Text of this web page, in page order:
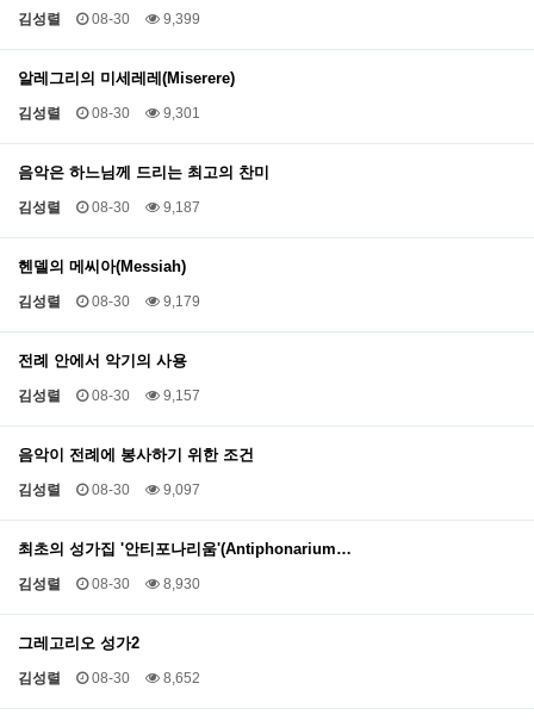
김성렬 08-30 9,399
알레그리의 미세레레(Miserere)
김성렬 08-30 9,301
음악은 하느님께 드리는 최고의 찬미
김성렬 08-30 9,187
헨델의 메씨아(Messiah)
김성렬 08-30 9,179
전례 안에서 악기의 사용
김성렬 08-30 9,157
음악이 전례에 봉사하기 위한 조건
김성렬 08-30 9,097
최초의 성가집 '안티포나리움'(Antiphonarium…
김성렬 08-30 8,930
그레고리오 성가2
김성렬 08-30 8,652